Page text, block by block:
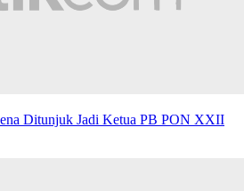
Ditunjuk Jadi Ketua PB PON XXII